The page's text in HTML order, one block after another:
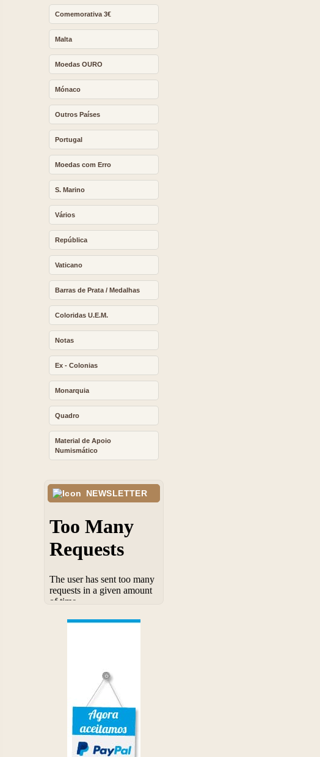
Comemorativa 3€
Malta
Moedas OURO
Mónaco
Outros Países
Portugal
Moedas com Erro
S. Marino
Vários
República
Vaticano
Barras de Prata / Medalhas
Coloridas U.E.M.
Notas
Ex - Colonias
Monarquia
Quadro
Material de Apoio
Numismático
NEWSLETTER